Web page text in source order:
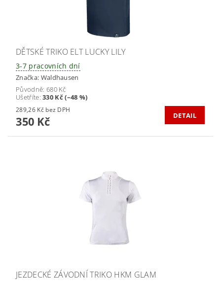
DĚTSKÉ TRIKO ELT LUCKY LILY
3-7 pracovních dní
Značka: Waldhausen
Původně: 680 Kč
Ušetříte:330 Kč (–48 %)
289,26 Kč bez DPH
350 Kč DETAIL
JEZDECKÉ ZÁVODNÍ TRIKO HKM GLAM